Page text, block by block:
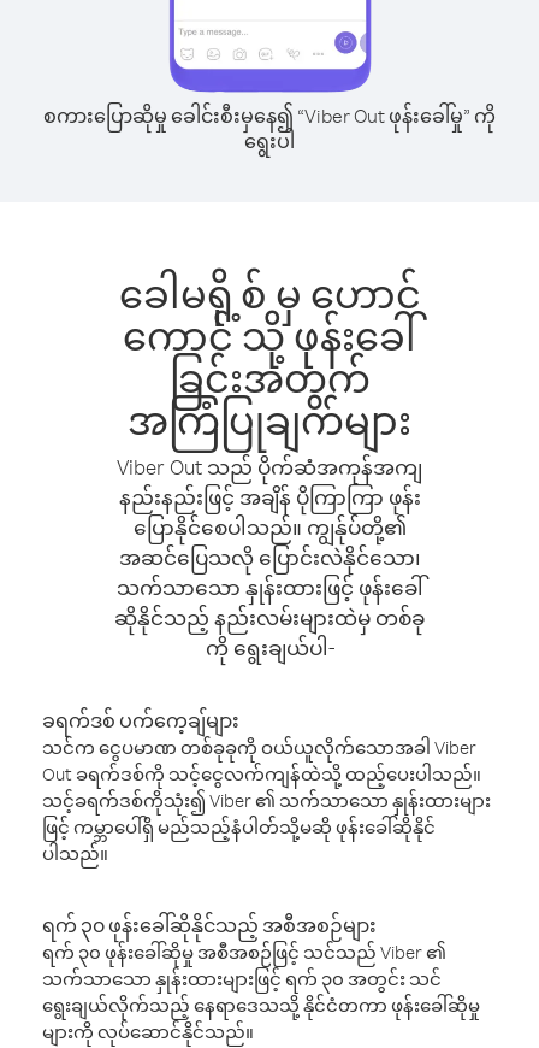
စကားပြောဆိုမှု ခေါင်းစီးမှနေ၍ “Viber Out ဖုန်းခေါ်မှု” ကို
ရွေးပါ
ခေါမရို့စ် မှ ဟောင်
ကောင် သို့ ဖုန်းခေါ်
ခြင်းအတွက်
အကြံပြုချက်များ
Viber Out သည် ပိုက်ဆံအကုန်အကျ
နည်းနည်းဖြင့် အချိန် ပိုကြာကြာ ဖုန်း
ပြောနိုင်စေပါသည်။ ကျွန်ုပ်တို့၏
အဆင်ပြေသလို ပြောင်းလဲနိုင်သော၊
သက်သာသော နှုန်းထားဖြင့် ဖုန်းခေါ်
ဆိုနိုင်သည့် နည်းလမ်းများထဲမှ တစ်ခု
ကို ရွေးချယ်ပါ-
ခရက်ဒစ် ပက်ကေ့ချ်များ
သင်က ငွေပမာဏ တစ်ခုခုကို ဝယ်ယူလိုက်သောအခါ Viber
Out ခရက်ဒစ်ကို သင့်ငွေလက်ကျန်ထဲသို့ ထည့်ပေးပါသည်။
သင့်ခရက်ဒစ်ကိုသုံး၍ Viber ၏ သက်သာသော နှုန်းထားများ
ဖြင့် ကမ္ဘာပေါ်ရှိ မည်သည့်နံပါတ်သို့မဆို ဖုန်းခေါ်ဆိုနိုင်
ပါသည်။
ရက် ၃၀ ဖုန်းခေါ်ဆိုနိုင်သည့် အစီအစဉ်များ
ရက် ၃၀ ဖုန်းခေါ်ဆိုမှု အစီအစဉ်ဖြင့် သင်သည် Viber ၏
သက်သာသော နှုန်းထားများဖြင့် ရက် ၃၀ အတွင်း သင်
ရွေးချယ်လိုက်သည့် နေရာဒေသသို့ နိုင်ငံတကာ ဖုန်းခေါ်ဆိုမှု
များကို လုပ်ဆောင်နိုင်သည်။